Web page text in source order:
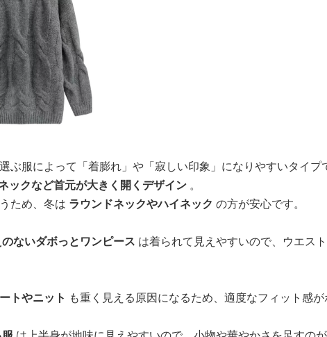
ぶ服によって「着膨れ」や「寂しい印象」になりやすいタイプ
ックなど首元が大きく開くデザイン 。
ため、冬は ラウンドネックやハイネック の方が安心です。
ないダボっとワンピース は着られて見えやすいので、ウエス
トやニット も重く見える原因になるため、適度なフィット感